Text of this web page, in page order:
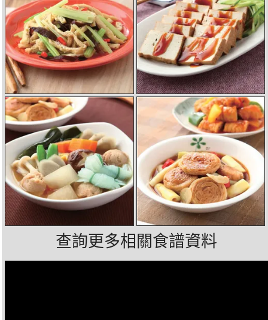
查詢更多相關食譜資料